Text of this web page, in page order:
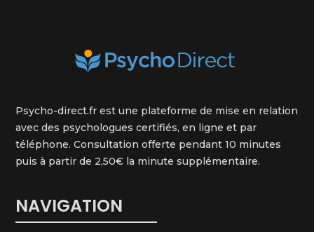
Psycho-direct.fr est une plateforme de mise en relation
avec des psychologues certifiés, en ligne et par
téléphone. Consultation offerte pendant 10 minutes
puis à partir de 2,50€ la minute supplémentaire.
NAVIGATION